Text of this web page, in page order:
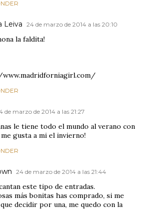
Leiva 24 de marzo de 2014 a las 20:10
la faldita!
de marzo de 2014 a las 21:27
le tiene todo el mundo al verano con
gusta a mi el invierno!
24 de marzo de 2014 a las 21:44
este tipo de entradas.
más bonitas has comprado, si me
decidir por una, me quedo con la